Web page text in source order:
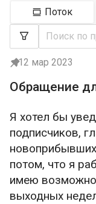
Поток
12 мар 2023
Обращение
Я хотел бы
подписчиков,
потом, что я
имею
выходных